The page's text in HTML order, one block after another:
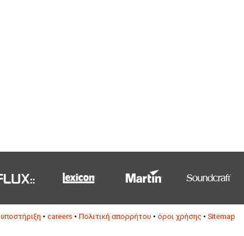
υποστήριξη • careers • Πολιτική απορρήτου • όροι χρήσης • Sitemap